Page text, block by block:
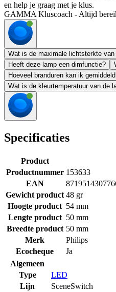
en help je graag met je klus.
GAMMA Kluscoach - Altijd
Wat is de maximale lichtsterkte van
Heeft deze lamp een dimfunctie?
Hoeveel branduren kan ik
Wat is de kleurtemperatuur van de
Specificaties
Product
Productnummer 153633
EAN
Gewicht product 48 gr
Hoogte product 54 mm
Lengte product 50 mm
Breedte product 50 mm
Merk
Philips
Ecocheque
Ja
Algemeen
Type
LED
Lijn
SceneSwitch